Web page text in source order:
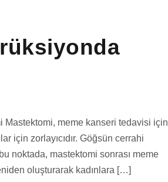
Mastektomi, meme kanseri tedavisi için
için zorlayıcıdır. Göğsün cerrahi
noktada, mastektomi sonrası meme
oluşturarak kadınlara […]